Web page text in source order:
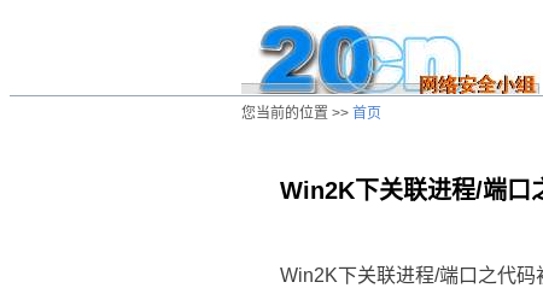
您当前的位置 >> 首页
Win2K下关联进程/端口
Win2K下关联进程/端口之代码